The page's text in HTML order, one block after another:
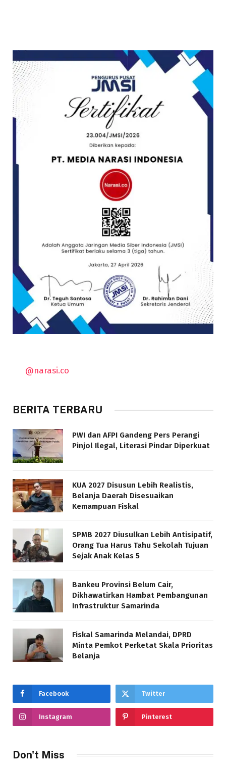
@narasi.co
BERITA TERBARU
PWI dan AFPI Gandeng Pers Perangi
Pinjol Ilegal, Literasi Pindar Diperkuat
KUA 2027 Disusun Lebih Realistis,
Belanja Daerah Disesuaikan
Kemampuan Fiskal
SPMB 2027 Diusulkan Lebih Antisipatif,
Orang Tua Harus Tahu Sekolah Tujuan
Sejak Anak Kelas 5
Bankeu Provinsi Belum Cair,
Dikhawatirkan Hambat Pembangunan
Infrastruktur Samarinda
Fiskal Samarinda Melandai, DPRD
Minta Pemkot Perketat Skala Prioritas
Belanja
Facebook Twitter
Instagram Pinterest
Don't Miss